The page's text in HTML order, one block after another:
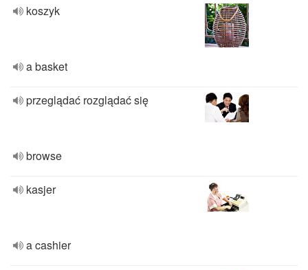
koszyk
a basket
przeglądać rozglądać się
browse
kasjer
a cashier